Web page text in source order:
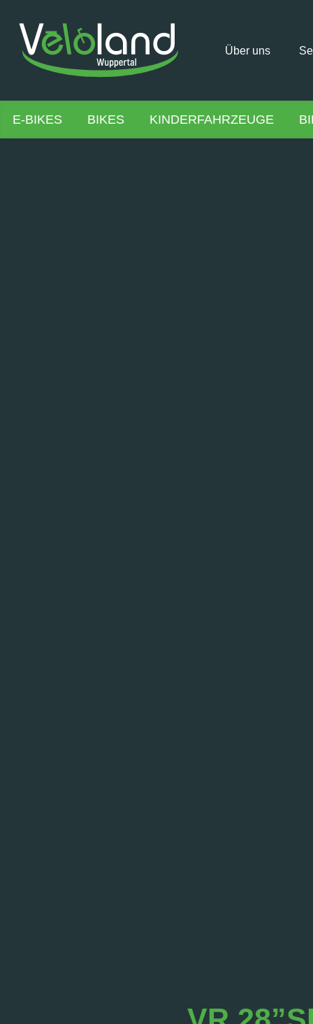
Über uns
E-BIKES BIKES KINDERFAHRZEUGE